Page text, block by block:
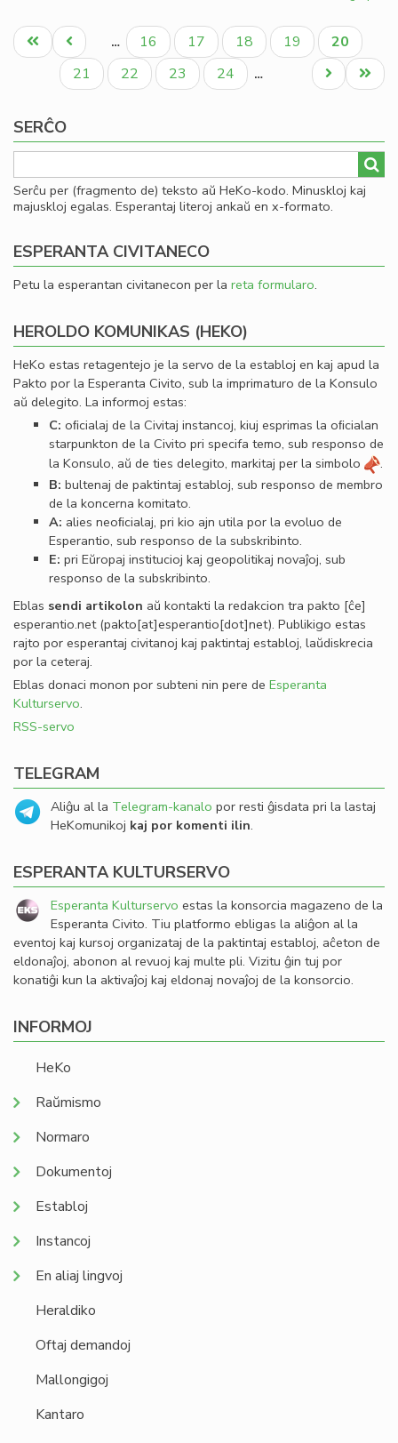
kaj
Pagination
Unua
paĝo
Antaŭa
paĝo
… Paĝo
16 Paĝo
17 Paĝo
18 Paĝo
19
Aktuala
paĝo
20
Paĝo
21 Paĝo
22 Paĝo
23 Paĝo
24 …
Last
page
Next
page
SERĈO
Serĉu per (fragmento de) teksto aŭ HeKo-kodo. Minuskloj kaj
majuskloj egalas. Esperantaj literoj ankaŭ en x-formato.
ESPERANTA CIVITANECO
Petu la esperantan civitanecon per la reta formularo.
HEROLDO KOMUNIKAS (HEKO)
HeKo estas retagentejo je la servo de la establoj en kaj apud la
Pakto por la Esperanta Civito, sub la imprimaturo de la Konsulo
aŭ delegito. La informoj estas:
C: oﬁcialaj de la Civitaj instancoj, kiuj esprimas la oﬁcialan
starpunkton de la Civito pri specifa temo, sub responso de
la Konsulo, aŭ de ties delegito, markitaj per la simbolo
.
B: bultenaj de paktintaj establoj, sub responso de membro
de la koncerna komitato.
A: alies neoﬁcialaj, pri kio ajn utila por la evoluo de
Esperantio, sub responso de la subskribinto.
E: pri Eŭropaj institucioj kaj geopolitikaj novaĵoj, sub
responso de la subskribinto.
Eblas sendi artikolon aŭ kontakti la redakcion tra pakto [ĉe]
esperantio.net(pakto[at]esperantio[dot]net). Publikigo estas
rajto por esperantaj civitanoj kaj paktintaj establoj, laŭdiskrecia
por la ceteraj.
Eblas donaci monon por subteni nin pere de Esperanta
Kulturservo.
RSS-servo
TELEGRAM
Aliĝu al la Telegram-kanalo por resti ĝisdata pri la lastaj
HeKomunikoj kaj por komenti ilin.
ESPERANTA KULTURSERVO
Esperanta Kulturservo estas la konsorcia magazeno de la
Esperanta Civito. Tiu platformo ebligas la aliĝon al la
eventoj kaj kursoj organizataj de la paktintaj establoj, aĉeton de
eldonaĵoj, abonon al revuoj kaj multe pli. Vizitu ĝin tuj por
konatiĝi kun la aktivaĵoj kaj eldonaj novaĵoj de la konsorcio.
INFORMOJ
HeKo
Raŭmismo
Normaro
Dokumentoj
Establoj
Instancoj
En aliaj lingvoj
Heraldiko
Oftaj demandoj
Mallongigoj
Kantaro